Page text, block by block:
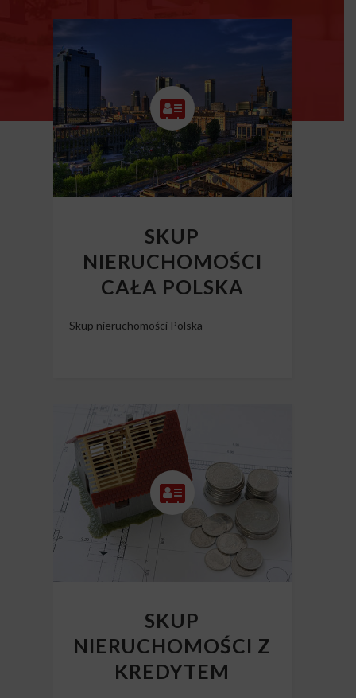
SKUP
NIERUCHOMOŚCI
CAŁA POLSKA
Skup nieruchomości Polska
SKUP
NIERUCHOMOŚCI Z
KREDYTEM